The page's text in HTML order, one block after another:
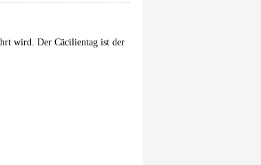
wird. Der Cäcilientag ist der